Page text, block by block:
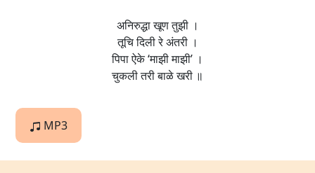
अनिरुद्धा खूण तुझी ।
तूचि दिली रे अंतरी ।
पिपा ऐके ‘माझी माझी’ ।
चुकली तरी बाळे खरी ॥
MP3